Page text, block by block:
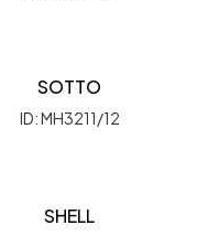
SOTTO
ID: MH3211/12
SHELL